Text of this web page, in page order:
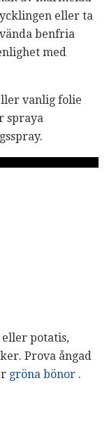
eller ta
benfria
med
vanlig folie
spraya
potatis,
Prova ångad
gröna bönor .